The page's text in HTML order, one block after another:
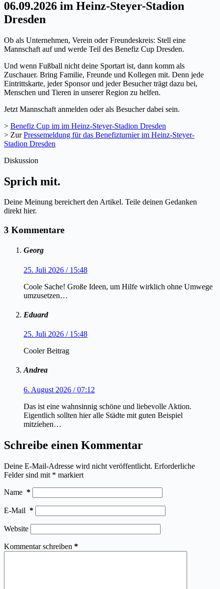
06.09.2026 im Heinz-Steyer-Stadion
Dresden
Ob als Unternehmen, Verein oder Freundeskreis: Stell eine
Mannschaft auf und werde Teil des Benefiz Cup Dresden.
Und wenn Fußball nicht deine Sportart ist, dann komm als
Zuschauer. Bring Familie, Freunde und Kollegen mit. Denn jede
Eintrittskarte, jeder Sponsor und jeder Besucher trägt dazu bei,
Menschen und Tieren in unserer Region zu helfen.
Jetzt Mannschaft anmelden oder als Besucher dabei sein.
> Benefiz Cup im im Heinz-Steyer-Stadion Dresden
> ZurPressemeldung für das Benefizturnier im Heinz-Steyer-
Stadion Dresden
Diskussion
Sprich mit.
Deine Meinung bereichert den Artikel. Teile deinen Gedanken
direkt hier.
3 Kommentare
Georg
25. Juli 2026 / 15:48
Coole Sache! Große Ideen, um Hilfe wirklich ohne Umwege
umzusetzen…
Eduard
25. Juli 2026 / 15:48
Cooler Beitrag
Andrea
6. August 2026 / 07:12
Das ist eine wahnsinnig schöne und liebevolle Aktion.
Eigentlich sollten hier alle Städte mit guten Beispiel
mitziehen…
Schreibe einen Kommentar
Deine E-Mail-Adresse wird nicht veröffentlicht. Erforderliche
Felder sind mit * markiert
Name *
E-Mail *
Website
Kommentar schreiben *